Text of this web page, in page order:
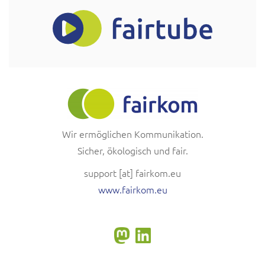
Wir ermöglichen Kommunikation.
Sicher, ökologisch und fair.
support [at] fairkom.eu
www.fairkom.eu